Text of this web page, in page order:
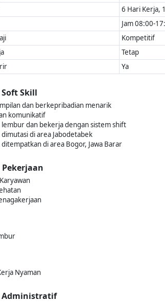
6 Hari Kerja,
Jam 08:00-
Kompetitif
Tetap
Ya
Skill
dan berkepribadian menarik
komunikatif
lembur dan bekerja dengan sistem shift
di area Jabodetabek
di area Bogor, Jawa Barar
Nyaman